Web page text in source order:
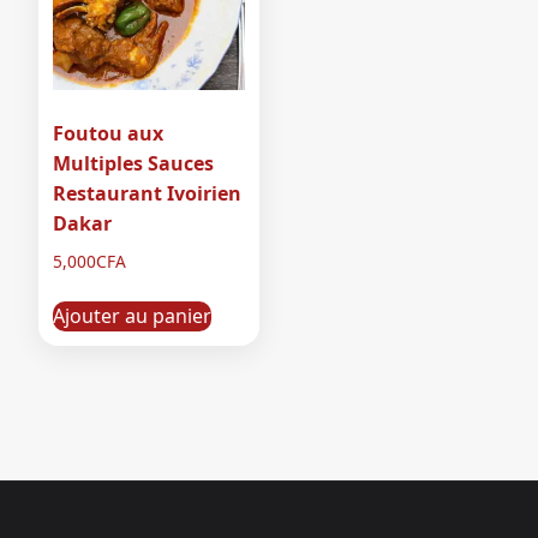
Foutou aux
Multiples Sauces
Restaurant Ivoirien
Dakar
5,000CFA
Ajouter au panier